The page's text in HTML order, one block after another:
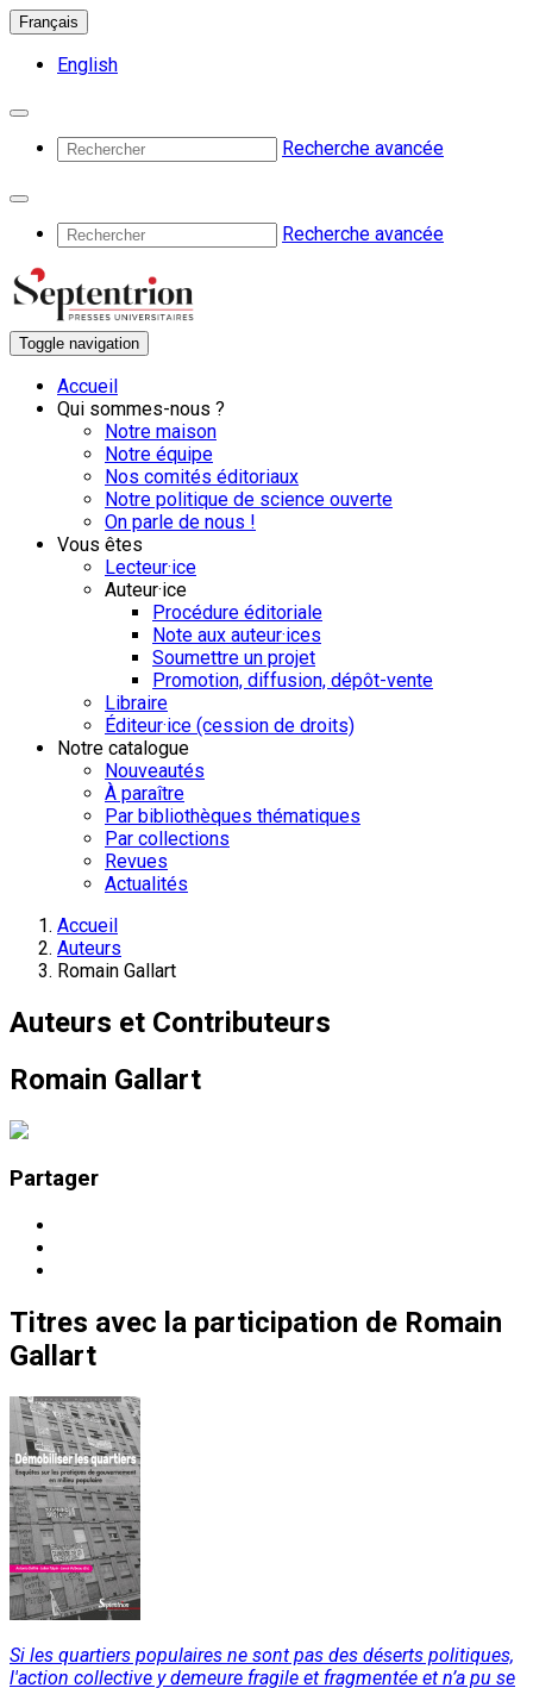
Français
English
Recherche avancée
Recherche avancée
Toggle navigation
Accueil
Qui sommes-nous ?
Notre maison
Notre équipe
Nos comités éditoriaux
Notre politique de science ouverte
On parle de nous !
Vous êtes
Lecteur·ice
Auteur·ice
Procédure éditoriale
Note aux auteur·ices
Soumettre un projet
Promotion, diffusion, dépôt-vente
Libraire
Éditeur·ice (cession de droits)
Notre catalogue
Nouveautés
À paraître
Par bibliothèques thématiques
Par collections
Revues
Actualités
Accueil
Auteurs
Romain Gallart
Auteurs et Contributeurs
Romain Gallart
Partager
Titres avec la participation de Romain
Gallart
Si les quartiers populaires ne sont pas des déserts politiques,
l'action collective y demeure fragile et fragmentée et n’a pu se